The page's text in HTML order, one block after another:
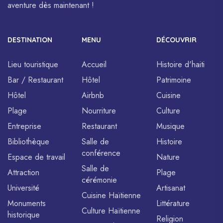
aventure dès maintenant !
DESTINATION
Lieu touristique
Bar / Restaurant
Hôtel
Plage
Entreprise
Bibliothèque
Espace de travail
Attraction
Université
Monuments
historique
MENU
Accueil
Hôtel
Airbnb
Nourriture
Restaurant
Salle de
conférence
Salle de
cérémonie
Cuisine Haïtienne
Culture Haïtienne
DÉCOUVRIR
Histoire d'haiti
Patrimoine
Cuisine
Culture
Musique
Histoire
Nature
Plage
Artisanat
Littérature
Religion